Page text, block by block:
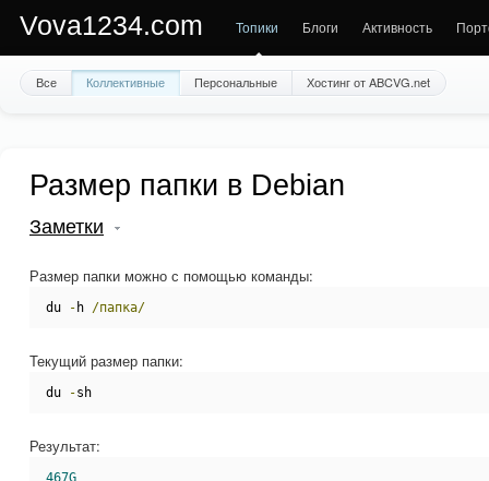
Vova1234.com Топики Блоги Активность
Все Коллективные Персональные Хостинг от ABCVG.net
Размер папки в Debian
Заметки
Размер папки можно с помощью команды:
du - h /папка/
Текущий размер папки:
du -sh
Результат:
467G